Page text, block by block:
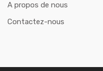
A propos de nous
Contactez-nous